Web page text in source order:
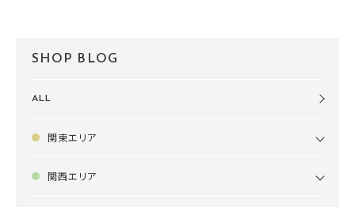
SHOP BLOG
ALL
関東エリア
関西エリア